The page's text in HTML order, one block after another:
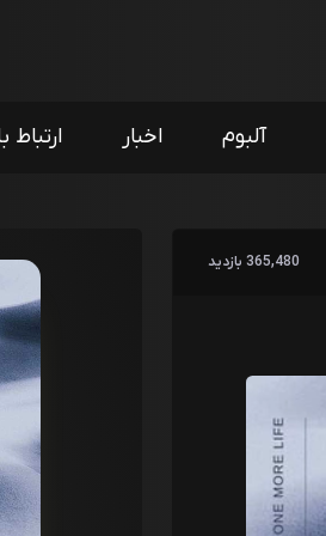
آلبوم اخبار ارتباط
365,480 بازدید